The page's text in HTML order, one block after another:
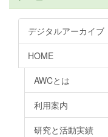
デジタルアーカイブ
HOME
AWCとは
利用案内
研究と活動実績